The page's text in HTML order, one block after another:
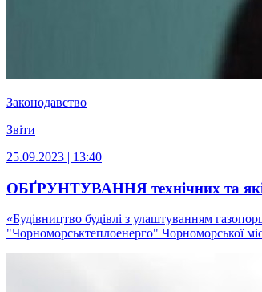
Законодавство
Звіти
25.09.2023 | 13:40
ОБҐРУНТУВАННЯ технічних та
«Будівництво будівлі з улаштуванням
"Чорноморськтеплоенерго" Чорноморської